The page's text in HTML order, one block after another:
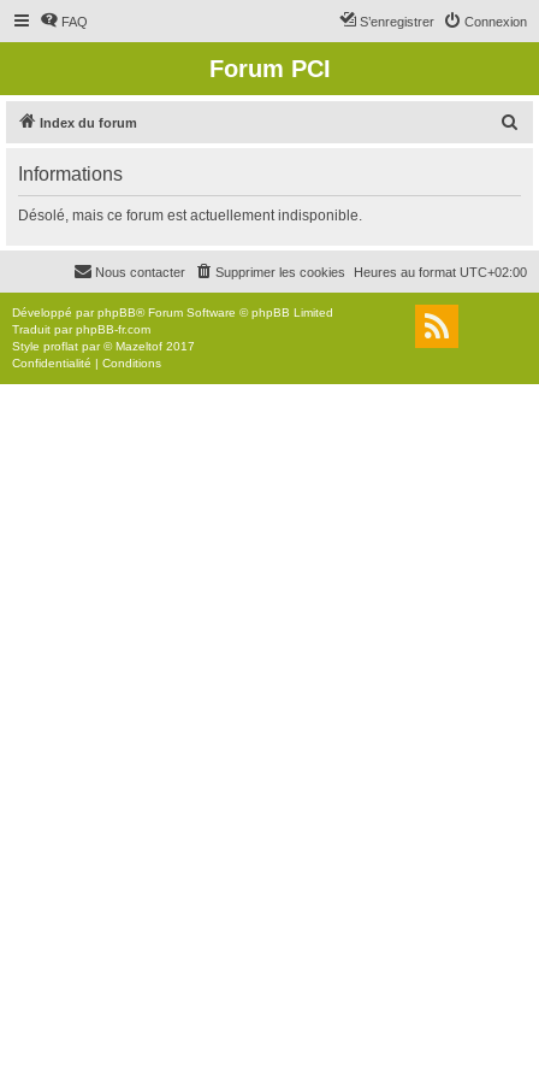
FAQ Connexion
S’enregistrer
Forum PCI
Index du forum
r
c
r
Informations
Désolé, mais ce forum est actuellement indisponible.
Heures au format UTC+02:00
Supprimer les cookies
Nous contacter
Développé parphpBB® Forum Software © phpBB Limited
Traduit parphpBB-fr.com
Style proflat par ©Mazeltof 2017
Confidentialité | Conditions